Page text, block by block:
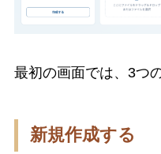
最初の画面では、3つ
新規作成する